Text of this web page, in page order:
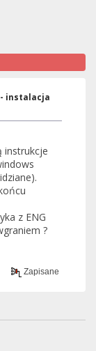
- instalacja
instrukcje
z ENG
?
Zapisane